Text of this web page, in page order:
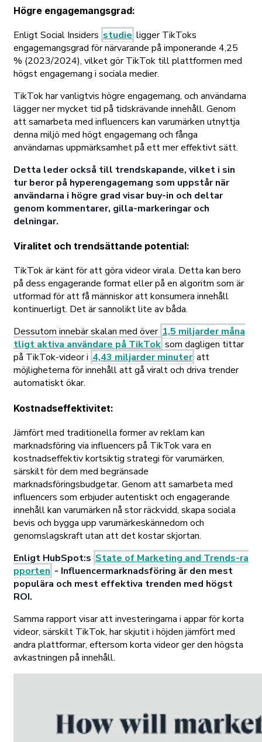
Högre engagemangsgrad:
Enligt Social Insiders studie ligger TikToks
engagemangsgrad för närvarande på imponerande 4,25
% (2023/2024), vilket gör TikTok till plattformen med
högst engagemang i sociala medier.
TikTok har vanligtvis högre engagemang, och användarna
lägger ner mycket tid på tidskrävande innehåll. Genom
att samarbeta med influencers kan varumärken utnyttja
denna miljö med högt engagemang och fånga
användarnas uppmärksamhet på ett mer effektivt sätt.
Detta leder också till trendskapande, vilket i sin
tur beror på hyperengagemang som uppstår när
användarna i högre grad visar buy-in och deltar
genom kommentarer, gilla-markeringar och
delningar.
Viralitet och trendsättande potential:
TikTok är känt för att göra videor virala. Detta kan bero
på dess engagerande format eller på en algoritm som är
utformad för att få människor att konsumera innehåll
kontinuerligt. Det är sannolikt lite av båda.
Dessutom innebär skalan med över 1,5 miljarder måna
tligt aktiva användare på TikTok som dagligen tittar
på TikTok-videor i 4,43 miljarder minuter att
möjligheterna för innehåll att gå viralt och driva trender
automatiskt ökar.
Kostnadseffektivitet:
Jämfört med traditionella former av reklam kan
marknadsföring via influencers på TikTok vara en
kostnadseffektiv kortsiktig strategi för varumärken,
särskilt för dem med begränsade
marknadsföringsbudgetar. Genom att samarbeta med
influencers som erbjuder autentiskt och engagerande
innehåll kan varumärken nå stor räckvidd, skapa sociala
bevis och bygga upp varumärkeskännedom och
genomslagskraft utan att det kostar skjortan.
Enligt HubSpot:s State of Marketing and Trends-ra
pporten - Influencermarknadsföring är den mest
populära och mest effektiva trenden med högst
ROI.
Samma rapport visar att investeringarna i appar för korta
videor, särskilt TikTok, har skjutit i höjden jämfört med
andra plattformar, eftersom korta videor ger den högsta
avkastningen på innehåll.